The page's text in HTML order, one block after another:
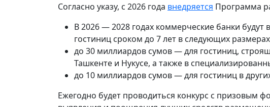
Согласно указу, с 2026 года внедряется Программа
В 2026 — 2028 годах коммерческие банки будут
гостиниц сроком до 7 лет в следующих
до 30 миллиардов сумов — для гостиниц,
Ташкенте и Нукусе, а также в
до 10 миллиардов сумов — для гостиниц в
Ежегодно будет проводиться конкурс с призовым